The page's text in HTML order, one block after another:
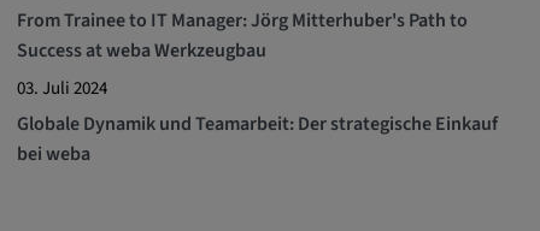
From Trainee to IT Manager: Jörg Mitterhuber's Path to
Success at weba Werkzeugbau
03. Juli 2024
Globale Dynamik und Teamarbeit: Der strategische Einkauf
bei weba